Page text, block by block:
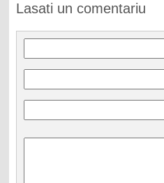
Lasati un comentariu